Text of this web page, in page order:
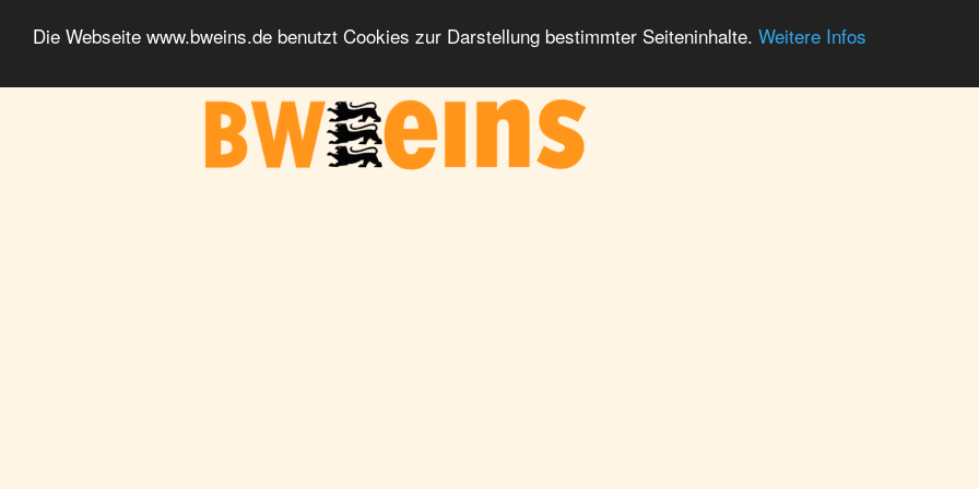
Die Webseite www.bweins.de benutzt Cookies zur Darstellung bestimmter Seiteninhalte. Weitere Infos
BWeins - Am Puls des Landes